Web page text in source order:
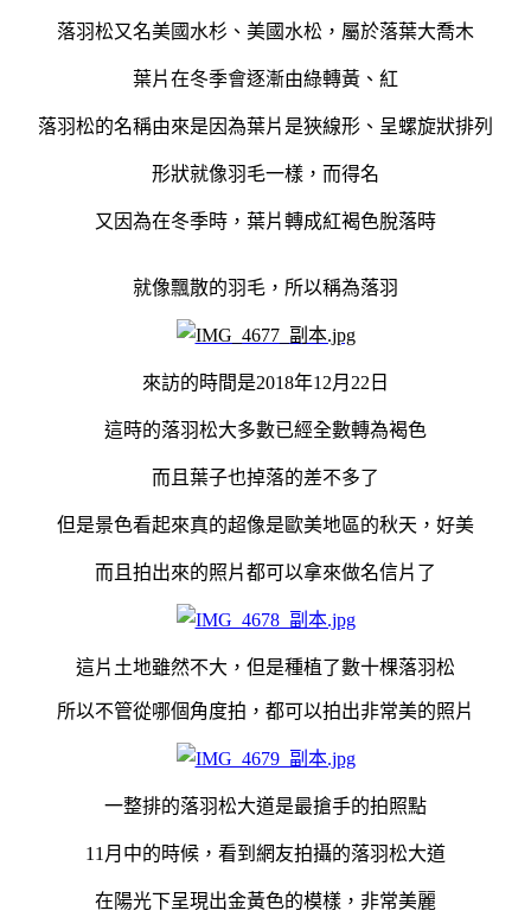
落羽松又名美國水杉、美國水松，屬於落葉大喬木
葉片在冬季會逐漸由綠轉黃、紅
落羽松的名稱由來是因為葉片是狹線形、呈螺旋狀排列
形狀就像羽毛一樣，而得名
又因為在冬季時，葉片轉成紅褐色脫落時
就像飄散的羽毛，所以稱為落羽
來訪的時間是2018年12月22日
這時的落羽松大多數已經全數轉為褐色
而且葉子也掉落的差不多了
但是景色看起來真的超像是歐美地區的秋天，好美
而且拍出來的照片都可以拿來做名信片了
這片土地雖然不大，但是種植了數十棵落羽松
所以不管從哪個角度拍，都可以拍出非常美的照片
一整排的落羽松大道是最搶手的拍照點
11月中的時候，看到網友拍攝的落羽松大道
在陽光下呈現出金黃色的模樣，非常美麗